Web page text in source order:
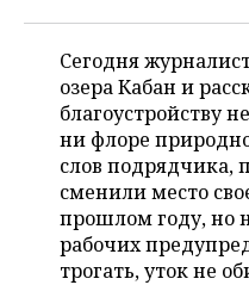
ТОРГОВЫЕ ЦЕНТРЫ
ТАТАРСТАНА
ИНВЕСТИЦИИ
МАШИНОСТРОЕНИЕ
НЕФТЕХИМИЯ
НЕФТЬ
ОПК
ЭНЕРГЕТИКА
НОВОСТИ БИЗНЕСА
РОЗНИЧНАЯ ТОРГОВЛЯ
ТРАНСПОРТ
УСЛУГИ
ТЕХНОЛОГИИ
НОВОСТИ
МЕДИА
МЕРОПРИЯТИЯ
НОВОСТИ
ВЫЕЗДНАЯ РЕДАКЦИЯ
СПОРТ
НОВОСТИ СПОРТА
ОБЩЕСТВО
Сегодня
озера Кабан и
благоустройству
ни флоре
слов подрядчика,
сменили место
прошлом году, но
рабочих
трогать, уток не